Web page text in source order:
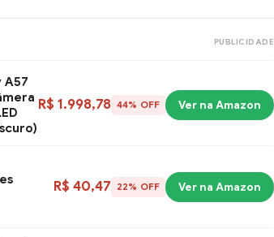
PUBLICIDADE
A57
R$ 1.998,78 44% OFF Ver na Amazon
R$ 40,47 22% OFF Ver na Amazon